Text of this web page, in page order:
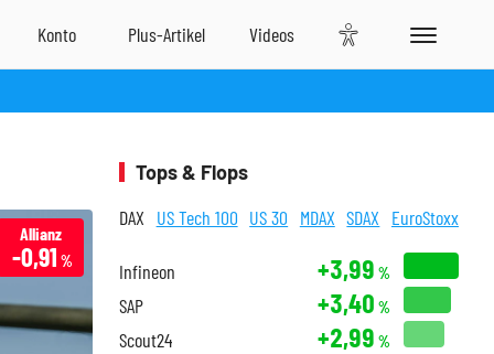
Allianz
-0,91 %
Tops & Flops
DAX US Tech 100 US 30 MDAX SDAX EuroStoxx
Infineon +3,99 %
SAP +3,40 %
Scout24 +2,99 %